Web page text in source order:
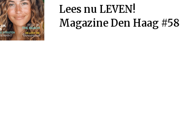
Lees nu LEVEN!
Magazine Den Haag #58